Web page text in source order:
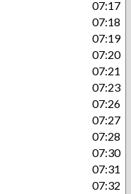
07:17
07:18
07:19
07:20
07:21
07:23
07:26
07:27
07:28
07:30
07:31
07:32